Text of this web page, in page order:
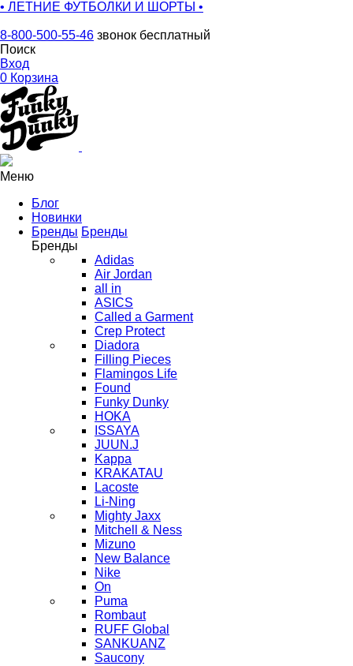
• ЛЕТНИЕ ФУТБОЛКИ И ШОРТЫ •
8-800-500-55-46 звонок бесплатный
Поиск
Вход
0 Корзина
Меню
Блог
Новинки
Бренды Бренды
Бренды
Adidas
Air Jordan
all in
ASICS
Called a Garment
Crep Protect
Diadora
Filling Pieces
Flamingos Life
Found
Funky Dunky
HOKA
ISSAYA
JUUN.J
Kappa
KRAKATAU
Lacoste
Li-Ning
Mighty Jaxx
Mitchell & Ness
Mizuno
New Balance
Nike
On
Puma
Rombaut
RUFF Global
SANKUANZ
Saucony